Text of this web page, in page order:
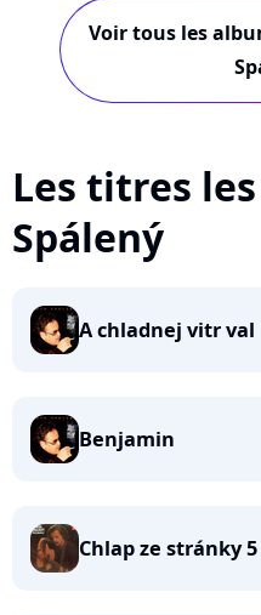
Voir tous les
Les titres
Spálený
A chladnej vitr val
Benjamin
Chlap ze stránky 5